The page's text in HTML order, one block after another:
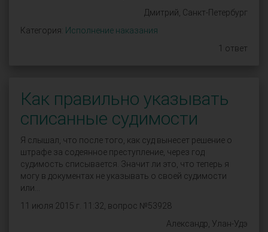
Дмитрий, Санкт-Петербург
Категория: Исполнение наказания
1 ответ
Как правильно указывать
списанные судимости
Я слышал, что после того, как суд вынесет решение о
штрафе за содеянное преступление, через год
судимость списывается. Значит ли это, что теперь я
могу в документах не указывать о своей судимости
или...
11 июля 2015 г. 11:32, вопрос №53928
Александр, Улан-Удэ